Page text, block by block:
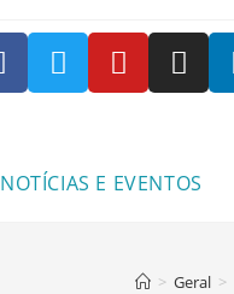
NOTÍCIAS E EVENTOS
> Geral >